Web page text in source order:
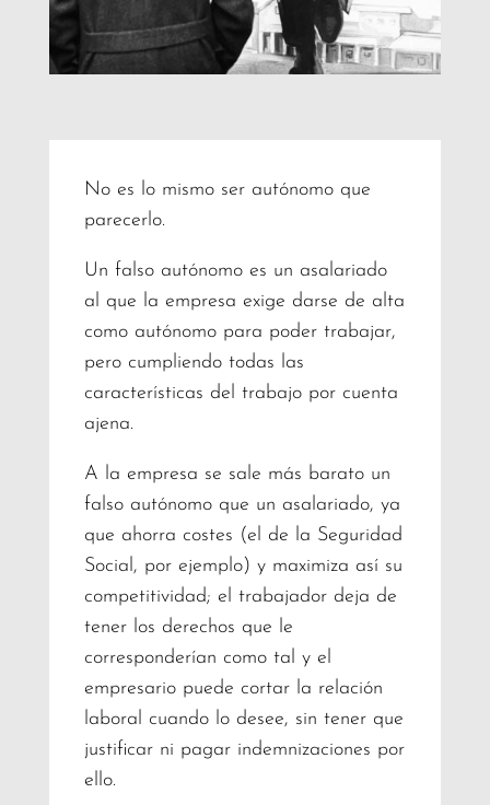
No es lo mismo ser autónomo que
parecerlo.
Un falso autónomo es un asalariado
al que la empresa exige darse de alta
como autónomo para poder trabajar,
pero cumpliendo todas las
características del trabajo por cuenta
ajena.
A la empresa se sale más barato un
falso autónomo que un asalariado, ya
que ahorra costes (el de la Seguridad
Social, por ejemplo) y maximiza así su
competitividad; el trabajador deja de
tener los derechos que le
corresponderían como tal y el
empresario puede cortar la relación
laboral cuando lo desee, sin tener que
justificar ni pagar indemnizaciones por
ello.